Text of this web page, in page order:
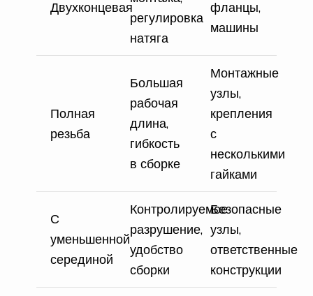
Двухконцевая
регулировка
натяга
фланцы,
машины
Полная
резьба
Большая
рабочая
длина,
гибкость
в сборке
Монтажные
узлы,
крепления
с
несколькими
гайками
С
уменьшенной
серединой
Контролируемое
разрушение,
удобство
сборки
Безопасные
узлы,
ответственные
конструкции